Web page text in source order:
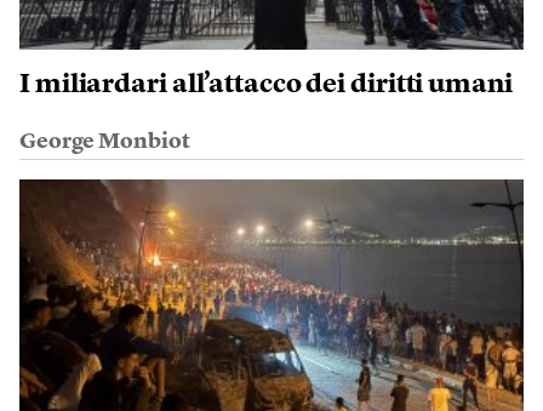
I miliardari all’attacco dei diritti umani
George Monbiot